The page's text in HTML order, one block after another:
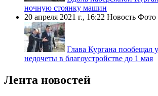
ночную стоянку машин
20 апреля 2021 г., 16:22 Новость Фото
Глава Кургана пообещал
недочеты в благоустройстве до 1 мая
Лента новостей